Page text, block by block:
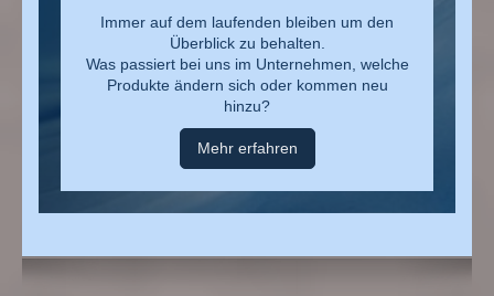
Immer auf dem laufenden bleiben um den
Überblick zu behalten.
Was passiert bei uns im Unternehmen, welche
Produkte ändern sich oder kommen neu
hinzu?
Mehr erfahren